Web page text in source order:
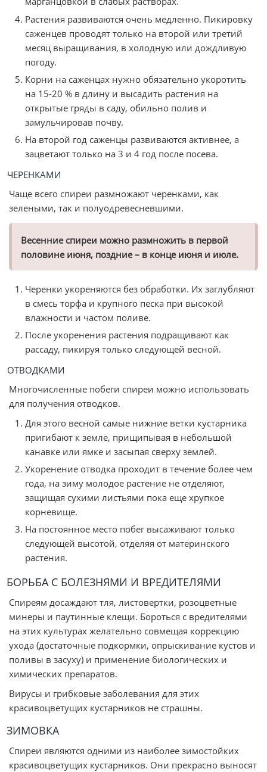
Растения развиваются очень медленно. Пикировку
саженцев проводят только на второй или третий
месяц выращивания, в холодную или дождливую
погоду.
Корни на саженцах нужно обязательно укоротить
на 15-20 % в длину и высадить растения на
открытые гряды в саду, обильно полив и
замульчировав почву.
На второй год саженцы развиваются активнее, а
зацветают только на 3 и 4 год после посева.
ЧЕРЕНКАМИ
Чаще всего спиреи размножают черенками, как
зелеными, так и полуодревесневшими.
Весенние спиреи можно размножить в первой
половине июня, поздние – в конце июня и июле.
Черенки укореняются без обработки. Их заглубляют
в смесь торфа и крупного песка при высокой
влажности и частом поливе.
После укоренения растения подращивают как
рассаду, пикируя только следующей весной.
ОТВОДКАМИ
Многочисленные побеги спиреи можно использовать
для получения отводков.
Для этого весной самые нижние ветки кустарника
пригибают к земле, прищипывая в небольшой
канавке или ямке и засыпая сверху землей.
Укоренение отводка проходит в течение более чем
года, на зиму молодое растение не отделяют,
защищая сухими листьями пока еще хрупкое
корневище.
На постоянное место побег высаживают только
следующей высотой, отделяя от материнского
растения.
БОРЬБА С БОЛЕЗНЯМИ И ВРЕДИТЕЛЯМИ
Спиреям досаждают тля, листовертки, розоцветные
минеры и паутинные клещи. Бороться с вредителями
на этих культурах желательно совмещая коррекцию
ухода (достаточные подкормки, опрыскивание кустов и
поливы в засуху) и применение биологических и
химических препаратов.
Вирусы и грибковые заболевания для этих
красивоцветущих кустарников не страшны.
ЗИМОВКА
Спиреи являются одними из наиболее зимостойких
красивоцветущих кустарников. Они прекрасно выносят